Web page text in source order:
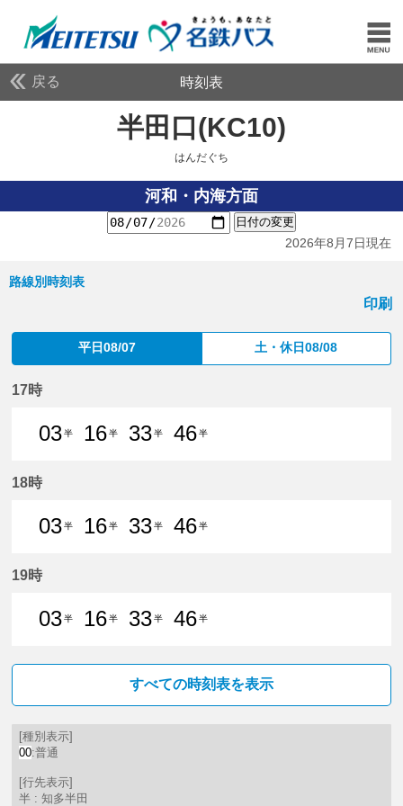
戻る 時刻表
半田口(KC10)
はんだぐち
河和・内海方面
日付の変更
2026年8月7日現在
路線別時刻表
印刷
平日08/07 土・休日08/08
17時
03半
16半
33半
46半
18時
03半
16半
33半
46半
19時
03半
16半
33半
46半
すべての時刻表を表示
[種別表示]
00:普通
[行先表示]
半 : 知多半田